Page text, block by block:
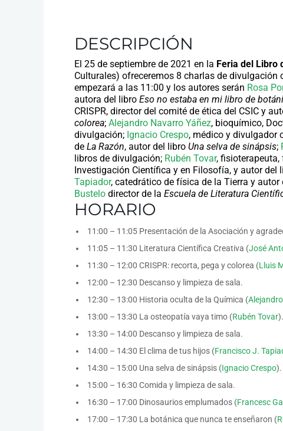
DESCRIPCIÓN
El 25 de septiembre de 2021 en la Feria del Libro
Culturales) ofreceremos 8 charlas de
empezará a las 11:00 y los autores serán Rosa
autora del libro Eso no estaba en mi libro de
CRISPR, director del comité de ética del CSIC y
colorea; Alejandro Navarro Yáñez, bioquímico,
divulgación; Ignacio Crespo, médico y divulgador
de La Razón, autor del libro Una selva de sinápsis;
libros de divulgación; Rubén Tovar,
Investigación Científica y en Filosofía, y autor del
Tapiador, catedrático de física de la Tierra y autor
Bustelodirector de la Escuela de Literatura
HORARIO
11:00 – 11:05 Presentación de la Asociación y
11:05 – 11:30 Literatura Científica Creativa (José
11:30 – 12:00 CRISPR: recorta, pega y colorea (Lluis
12:00 – 12:30 Descanso y limpieza de sala.
12:30 – 13:00 Historia oculta de la Química (
13:00 – 13:30 La osteopatía vaya timo (Rubén Tovar).
13:30 – 14:00 Descanso y limpieza de sala.
14:00 – 14:30 El clima de tus hijos (Francisco J.
14:30 – 15:00 Una selva de sinápsis (Ignacio Crespo).
15:00 – 16:30 Comida y limpieza de sala.
16:30 – 17:00 Dinosaurios emplumados (Francesc
17:00 – 17:30 La botánica que nunca te enseñaron (